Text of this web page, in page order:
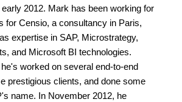
2012. Mark has been working for
for Censio, a consultancy in Paris,
expertise in SAP, Microstrategy,
and Microsoft BI technologies.
worked on several end-to-end
prestigious clients, and done some
name. In November 2012, he